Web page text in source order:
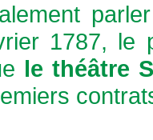
1787, le
le théâtre